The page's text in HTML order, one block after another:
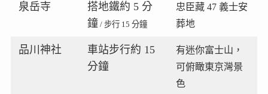
泉岳寺
搭地鐵約 5 分
鐘 / 步行 15 分鐘
忠臣藏 47 義士安
葬地
品川神社
車站步行約 15
分鐘
有迷你富士山，
可俯瞰東京灣景
色